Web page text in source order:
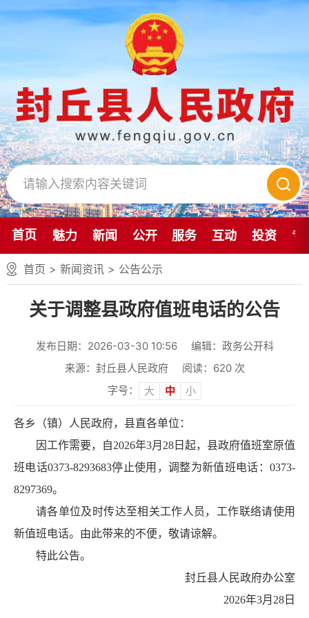
首页 魅力 新闻 公开 服务 互动 投资 专
首页 > 新闻资讯 > 公告公示
关于调整县政府值班电话的公告
发布日期：2026-03-30 10:56
编辑：政务公开科
来源：封丘县人民政府
阅读： 620次
字号：
大 中 小
各乡（镇）人民政府，县直各单位：
因工作需要，自2026年3月28日起，县政府值班室原值
班电话0373-8293683停止使用，调整为新值班电话：0373-
8297369。
请各单位及时传达至相关工作人员，工作联络请使用
新值班电话。由此带来的不便，敬请谅解。
特此公告。
封丘县人民政府办公室
2026年3月28日